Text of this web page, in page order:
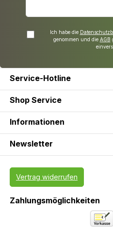
Ich habe die
genommen und die AGB
Service-Hotline
Shop Service
Informationen
Newsletter
Vertrag widerrufen
Zahlungsmöglichkeiten